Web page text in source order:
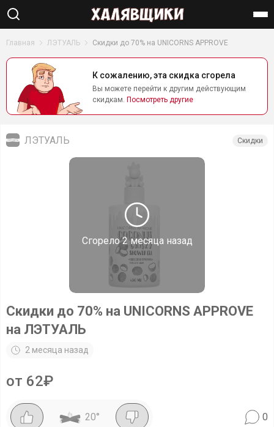
Главная ЛЭТУАЛЬ Скидки до 70% на UNICORNS APPROVE
К сожалению, эта скидка сгорела
Вы можете перейти к другим действующим
скидкам. Посмотреть другие
Сгорело2 месяца назад
ЛЭТУАЛЬ Скидки
Скидки до 70% на UNICORNS APPROVE
на ЛЭТУАЛЬ
2 месяца назад
от 62₽
20° 0